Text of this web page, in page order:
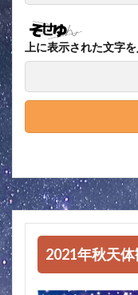
上に表示された文字
2021年秋天